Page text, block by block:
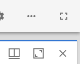
佼成グラフ1972年02月号 つれづれに想うこと14